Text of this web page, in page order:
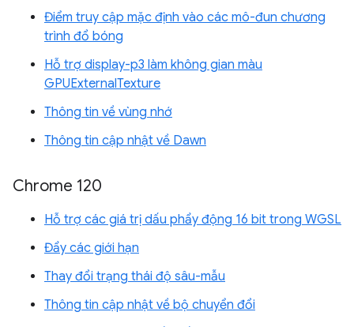
Điểm truy cập mặc định vào các mô-đun chương
trình đổ bóng
Hỗ trợ display-p3 làm không gian màu
GPUExternalTexture
Thông tin về vùng nhớ
Thông tin cập nhật về Dawn
Chrome 120
Hỗ trợ các giá trị dấu phẩy động 16 bit trong WGSL
Đẩy các giới hạn
Thay đổi trạng thái độ sâu-mẫu
Thông tin cập nhật về bộ chuyển đổi